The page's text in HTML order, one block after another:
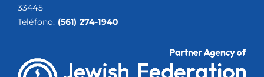
33445
Teléfono: (561) 274-1940